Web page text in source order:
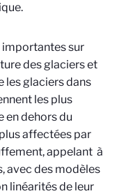
importantes sur
des glaciers et
les glaciers dans
les plus
en dehors du
affectées par
appelant à
avec des modèles
linéarités de leur